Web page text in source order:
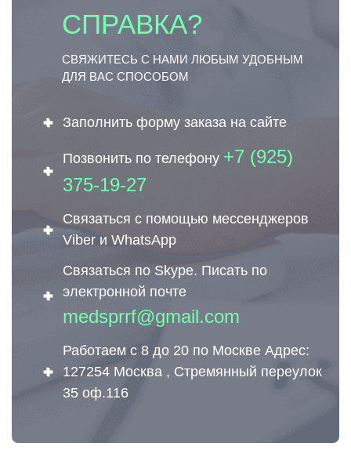
СПРАВКА?
СВЯЖИТЕСЬ С НАМИ ЛЮБЫМ УДОБНЫМ
ДЛЯ ВАС СПОСОБОМ
Заполнить форму заказа на сайте
Позвонить по телефону +7 (925)
375-19-27
Связаться с помощью мессенджеров
Viber и WhatsApp
Связаться по Skype. Писать по
электронной почте
medsprrf@gmail.com
Работаем с 8 до 20 по Москве Адрес:
127254 Москва , Стремянный переулок
35 оф.116